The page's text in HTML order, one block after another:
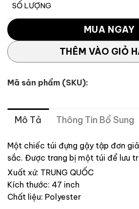
SỐ LƯỢNG
Túi gậy tập golf mini True Light số
THÊM VÀO GIỎ
MUA NGAY
Mã sản phẩm (SKU):
Mô Tả Thông Tin Bổ Sung
Một chiếc túi đựng gậy tập đơn
sắc. Được trang bị một túi để lưu
Xuất xứ: TRUNG QUỐC
Kích thước: 47 inch
Chất liệu: Polyester